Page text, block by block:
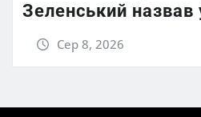
Зеленський назвав
Сер 8, 2026